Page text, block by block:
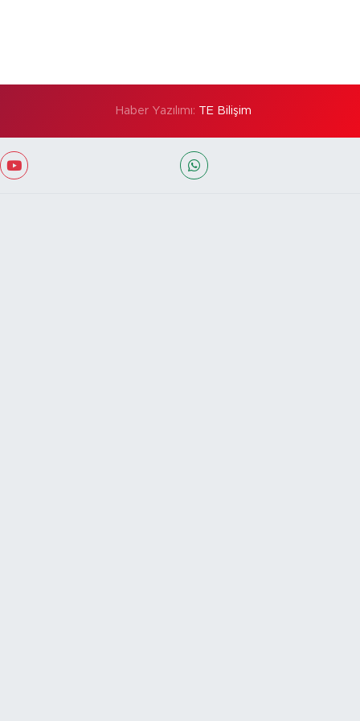
Haber Yazılımı: TE Bilişim